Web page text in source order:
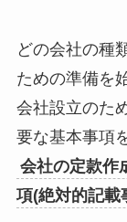
どの会社の種
ための準備を
会社設立のた
要な基本事項
会社の定款作
項(絶対的記載